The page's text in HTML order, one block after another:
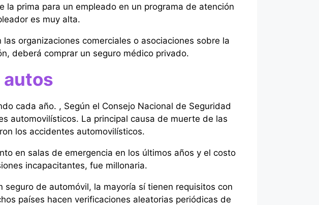
prima para un empleado en un programa de atención
es muy alta.
organizaciones comerciales o asociaciones sobre la
deberá comprar un seguro médico privado.
autos
cada año. , Según el Consejo Nacional de Seguridad
automovilísticos. La principal causa de muerte de las
los accidentes automovilísticos.
en salas de emergencia en los últimos años y el costo
incapacitantes, fue millonaria.
de automóvil, la mayoría sí tienen requisitos con
países hacen verificaciones aleatorias periódicas de